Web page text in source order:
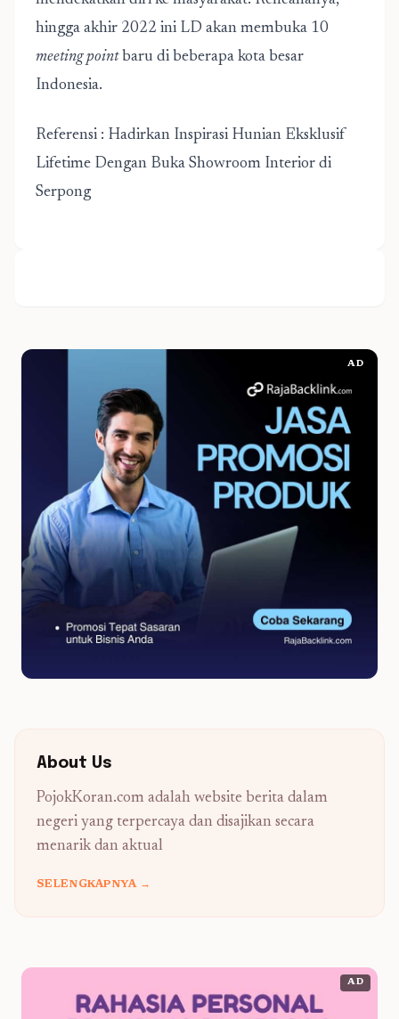
hingga akhir 2022 ini LD akan membuka 10
meeting pointbaru di beberapa kota besar
Indonesia.
Referensi : Hadirkan Inspirasi Hunian Eksklusif
Lifetime Dengan Buka Showroom Interior di
Serpong
AD
About Us
PojokKoran.com adalah website berita dalam
negeri yang terpercaya dan disajikan secara
menarik dan aktual
SELENGKAPNYA →
AD